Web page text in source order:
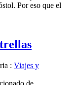
Por eso que el
: Viajes y
de